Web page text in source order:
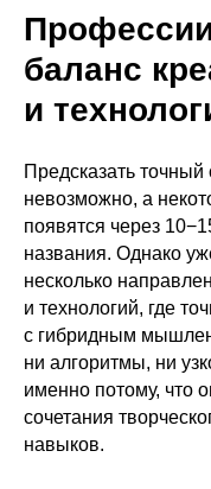
баланс
и
Предсказать
невозможно, а
появятся через
названия. Однако
несколько
и технологий, где
с гибридным
ни алгоритмы, ни
именно потому, что
сочетания
навыков.